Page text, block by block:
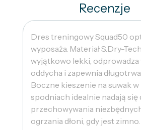
Recenzje
Dres treningowy Squad50
wyposaża. Materiał S.Dry-
wyjątkowo lekki, odprowadza
oddycha i zapewnia
Boczne kieszenie na suwak
spodniach idealnie nadają się
przechowywania
ogrzania dłoni, gdy jest